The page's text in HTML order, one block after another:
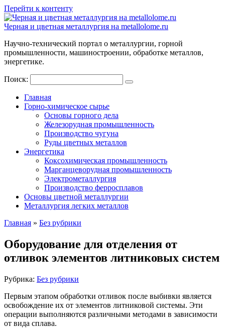
Перейти к контенту
Черная и цветная металлургия на metallolome.ru
Научно-технический портал о металлургии, горной
промышленности, машиностроении, обработке металлов,
энергетике.
Поиск:
Главная
Горно-химическое сырье
Основы горного дела
Железорудная промышленность
Производство чугуна
Руды цветных металлов
Энергетика
Коксохимическая промышленность
Марганцеворудная промышленность
Электрометаллургия
Производство ферросплавов
Основы цветной металлургии
Металлургия легких металлов
Главная » Без рубрики
Оборудование для отделения от
отливок элементов литниковых систем
Рубрика: Без рубрики
Первым этапом обработки отливок после выбивки является
освобождение их от элементов литниковой системы. Эти
операции выполняются различными методами в зависимости
от вида сплава.